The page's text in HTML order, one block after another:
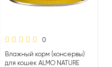
0
Влажный корм (консервы)
для кошек ALMO NATURE